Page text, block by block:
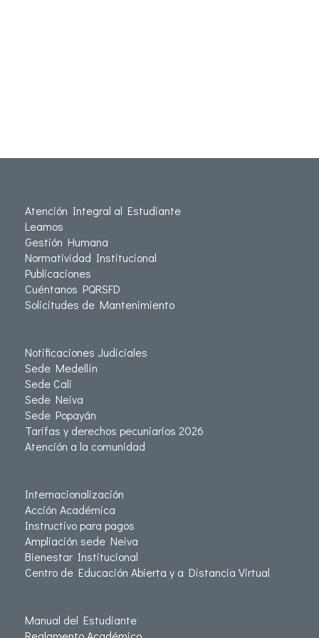
Atención Integral al Estudiante
Leamos
Gestión Humana
Normatividad Institucional
Publicaciones
Cuéntanos PQRSFD
Solicitudes de Mantenimiento
Notificaciones Judiciales
Sede Medellín
Sede Cali
Sede Neiva
Sede Popayán
Tarifas y derechos pecuniarios 2026
Atención a la comunidad
Internacionalización
Acción Académica
Instructivo para pagos
Ampliación sede Neiva
Bienestar Institucional
Centro de Educación Abierta y a Distancia Virtual
Manual del Estudiante